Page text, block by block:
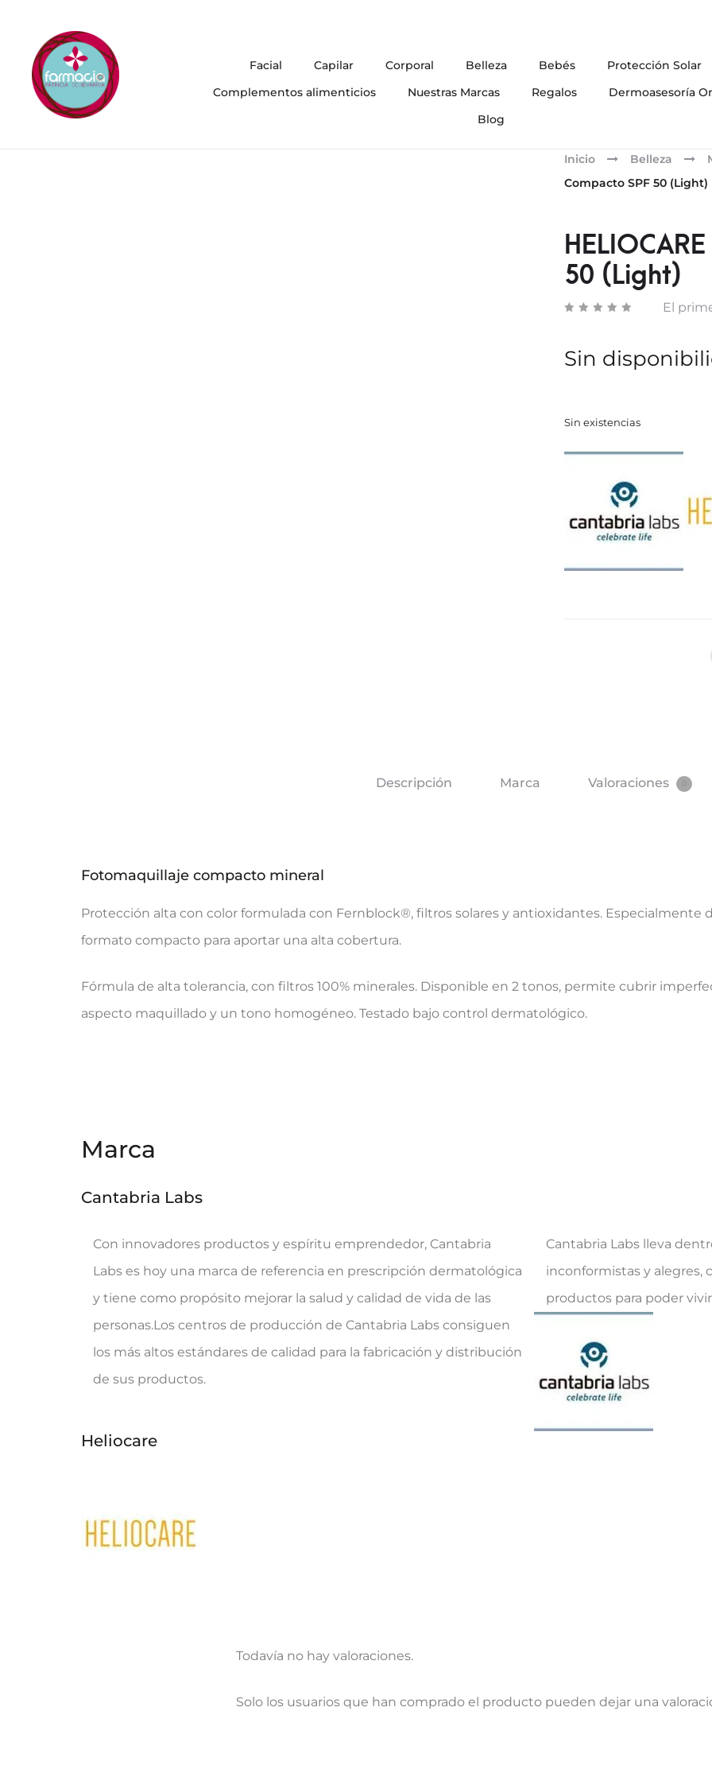
Facial Capilar Corporal Belleza Bebés
Protección Solar
Complementos alimenticios
Nuestras Marcas Regalos
Dermoasesoría
Blog
Inicio Belleza
Compacto SPF 50 (Light)
50 (Light)
El
Sin
Sin existencias
Descripción Marca Valoraciones
Fotomaquillaje compacto mineral
Protección alta con color formulada con Fernblock®, filtros solares y antioxidantes. Especialmente
formato compacto para aportar una alta cobertura.
Fórmula de alta tolerancia, con filtros 100% minerales. Disponible en 2 tonos, permite cubrir
aspecto maquillado y un tono homogéneo. Testado bajo control dermatológico.
Marca
Cantabria Labs
Con innovadores productos y espíritu emprendedor, Cantabria
Labs es hoy una marca de referencia en prescripción dermatológica
y tiene como propósito mejorar la salud y calidad de vida de las
personas.Los centros de producción de Cantabria Labs consiguen
los más altos estándares de calidad para la fabricación y distribución
de sus productos.
Cantabria Labs lleva
inconformistas y alegres,
productos para poder
Heliocare
V
Todavía no hay valoraciones.
Solo los usuarios que han comprado el producto pueden dejar una